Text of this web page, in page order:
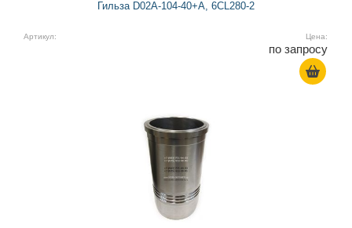
Гильза D02A-104-40+A, 6CL280-2
Артикул: Цена:
по запросу